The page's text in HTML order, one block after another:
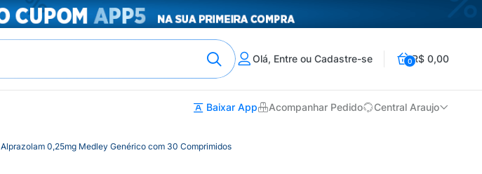
Olá, Entre ou Cadastre-se 0R$ 0,00
Baixar App Acompanhar Pedido Central Araujo
Alprazolam 0,25mg Medley Genérico com 30 Comprimidos